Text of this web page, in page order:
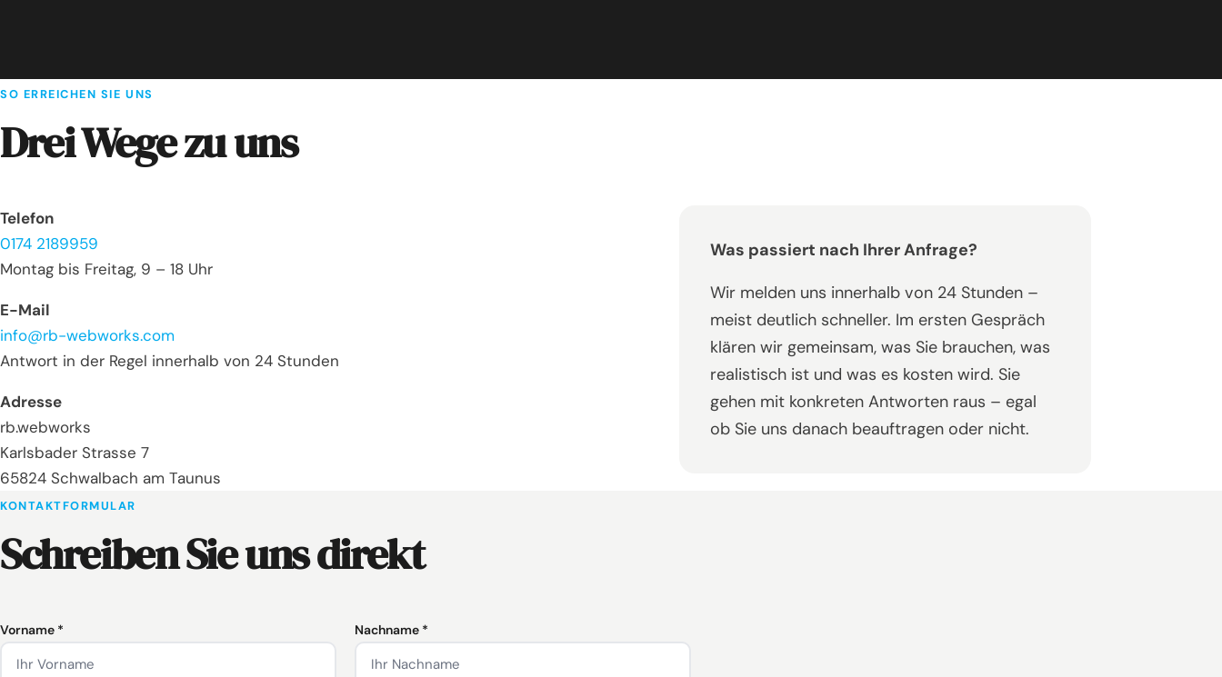
SO ERREICHEN SIE UNS
Drei Wege zu uns
Telefon
0174 2189959
Montag bis Freitag, 9 – 18 Uhr
E-Mail
info@rb-webworks.com
Antwort in der Regel innerhalb von 24 Stunden
Adresse
rb.webworks
Karlsbader Strasse 7
65824 Schwalbach am Taunus
Was passiert nach Ihrer Anfrage?
Wir melden uns innerhalb von 24 Stunden –
meist deutlich schneller. Im ersten Gespräch
klären wir gemeinsam, was Sie brauchen, was
realistisch ist und was es kosten wird. Sie
gehen mit konkreten Antworten raus – egal
ob Sie uns danach beauftragen oder nicht.
KONTAKTFORMULAR
Schreiben Sie uns direkt
Vorname * Nachname *